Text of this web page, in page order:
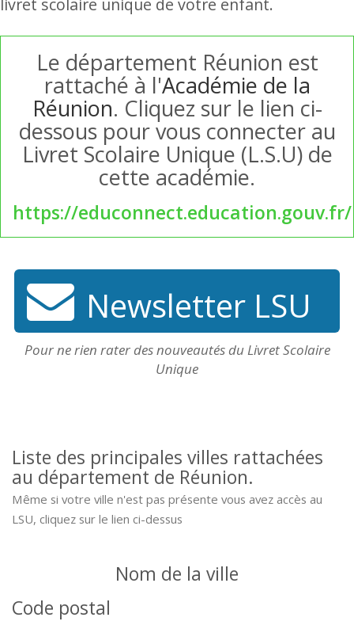
livret scolaire unique de votre enfant.
Le département Réunion est
rattaché à l'Académie de la
Réunion. Cliquez sur le lien ci-
dessous pour vous connecter au
Livret Scolaire Unique (L.S.U) de
cette académie.
https://educonnect.education.gouv.fr/
Newsletter LSU
Pour ne rien rater des nouveautés du Livret Scolaire
Unique
Liste des principales villes rattachées
au département de Réunion.
Même si votre ville n'est pas présente vous avez accès au
LSU, cliquez sur le lien ci-dessus
Nom de la ville
Code postal